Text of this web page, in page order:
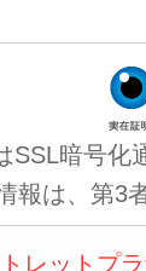
SSL暗号化
報は、第3
レットプ